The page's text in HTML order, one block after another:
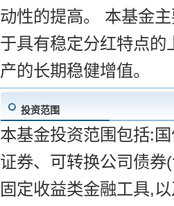
动性的提高。 本基金
于具有稳定分红特点
产的长期稳健增值。
投资范围
本基金投资范围包括:
证券、可转换公司债
固定收益类金融工具,